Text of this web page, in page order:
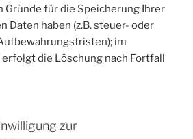
Gründe für die Speicherung Ihrer
Daten haben (z.B. steuer- oder
im
die Löschung nach Fortfall
zur